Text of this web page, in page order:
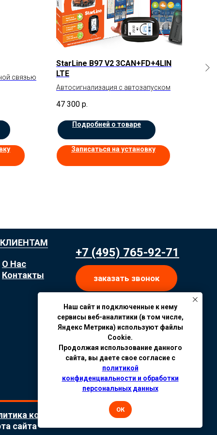
связью
StarLine B97 V2 3CAN+FD+4LIN
LTE
Автосигнализация с автозапуском
47 300 р.
Подробней о товаре
Записаться на установку
КЛИЕНТАМ
+7 (495) 765-92-71
заказать звонок
конфиденциальности
сайта
О Нас
Контакты
Наш сайт и подключенные к нему
сервисы веб-аналитики (в том числе,
Яндекс Метрика) используют файлы
Cookie.
Продолжая использование данного
сайта, вы даете свое согласие с
политикой
конфиденциальности и обработки
персональных данных
ОК